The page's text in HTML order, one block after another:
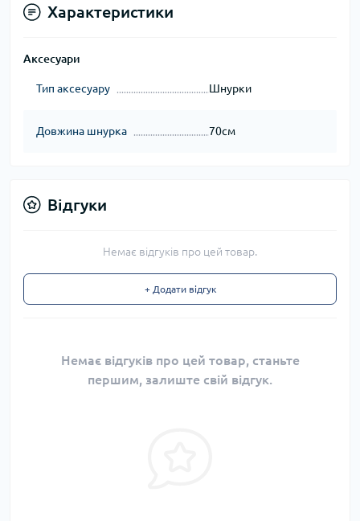
Характеристики
Аксесуари
Тип аксесуару Шнурки
Довжина шнурка 70см
Відгуки
Немає відгуків про цей товар.
+ Додати відгук
Немає відгуків про цей товар, станьте
першим, залиште свій відгук.